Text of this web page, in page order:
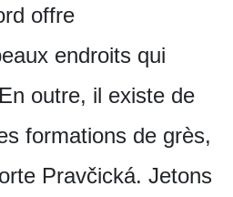
offre
endroits qui
outre, il existe de
formations de grès,
Pravčická. Jetons